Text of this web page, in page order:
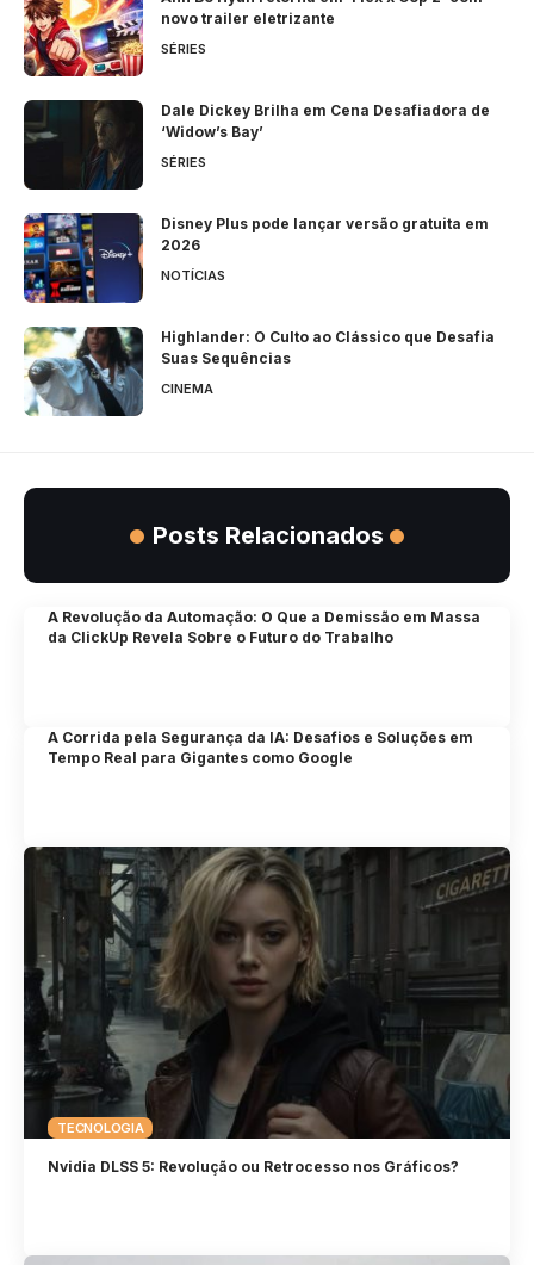
novo trailer eletrizante
SÉRIES
Dale Dickey Brilha em Cena Desafiadora de
‘Widow’s Bay’
SÉRIES
Disney Plus pode lançar versão gratuita em
2026
NOTÍCIAS
Highlander: O Culto ao Clássico que Desafia
Suas Sequências
CINEMA
Posts Relacionados
A Revolução da Automação: O Que a Demissão em Massa
da ClickUp Revela Sobre o Futuro do Trabalho
A Corrida pela Segurança da IA: Desafios e Soluções em
Tempo Real para Gigantes como Google
TECNOLOGIA
Nvidia DLSS 5: Revolução ou Retrocesso nos Gráficos?